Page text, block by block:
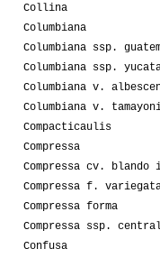
Collina
Columbiana
Columbiana ssp.
Columbiana ssp.
Columbiana v.
Columbiana v.
Compacticaulis
Compressa
Compressa cv. blando
Compressa f.
Compressa forma
Compressa ssp.
Confusa